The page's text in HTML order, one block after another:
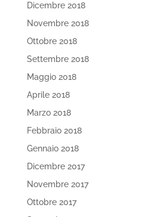
Dicembre 2018
Novembre 2018
Ottobre 2018
Settembre 2018
Maggio 2018
Aprile 2018
Marzo 2018
Febbraio 2018
Gennaio 2018
Dicembre 2017
Novembre 2017
Ottobre 2017